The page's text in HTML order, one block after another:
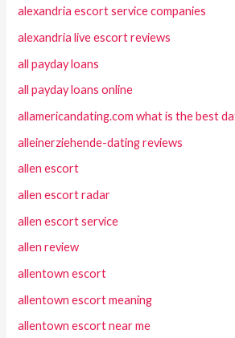
alexandria escort service companies
alexandria live escort reviews
all payday loans
all payday loans online
allamericandating.com what is the best
alleinerziehende-dating reviews
allen escort
allen escort radar
allen escort service
allen review
allentown escort
allentown escort meaning
allentown escort near me